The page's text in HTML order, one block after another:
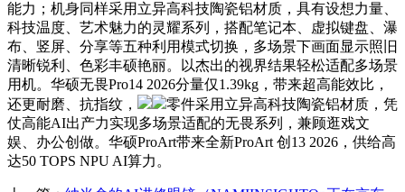
能力；机身同样采用立异高科技陶瓷铝材质，具有设想力量、
科技温度、艺术魅力的灵耀系列，搭配笔记本、虚拟键盘、瀑
布、竖屏、分享等五种利用模式切换，多场景下画面显示照旧
清晰锐利、色彩丰硕艳丽。以杰出的视界结果轻松适配多场景
用机。华硕无畏Pro14 2026分量仅1.39kg，带来超高能效比，
还更耐磨、抗指纹，
零件采用立异高科技陶瓷铝材质，凭
仗高能AI出产力实现多场景适配的无畏系列，兼顾逛戏文
娱、办公创做。华硕ProArt带来全新ProArt 创13 2026，供给高
达50 TOPS NPU AI算力。